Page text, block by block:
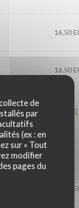
de
par
(ex : en
sur « Tout
modifier
pages du
16,50
16,50
10,00
16,50